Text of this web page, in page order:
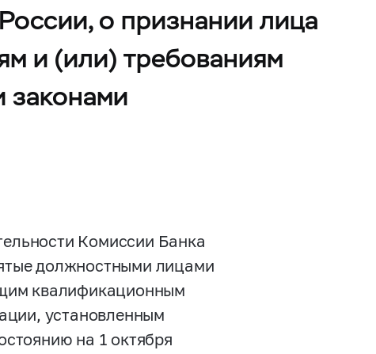
о признании лица
и (или) требованиям
законами
Комиссии Банка
должностными лицами
квалификационным
установленным
на 1 октября